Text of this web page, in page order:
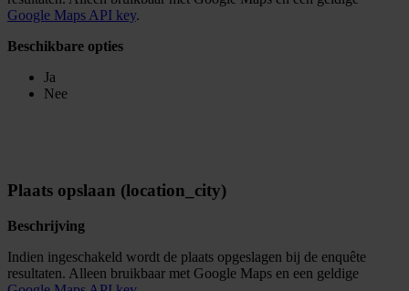
Google Maps API key.
Beschikbare opties
Ja
Nee
Plaats opslaan (location_city)
Beschrijving
Indien ingeschakeld wordt de plaats opgeslagen bij de enquête
resultaten. Alleen bruikbaar met Google Maps en een geldige